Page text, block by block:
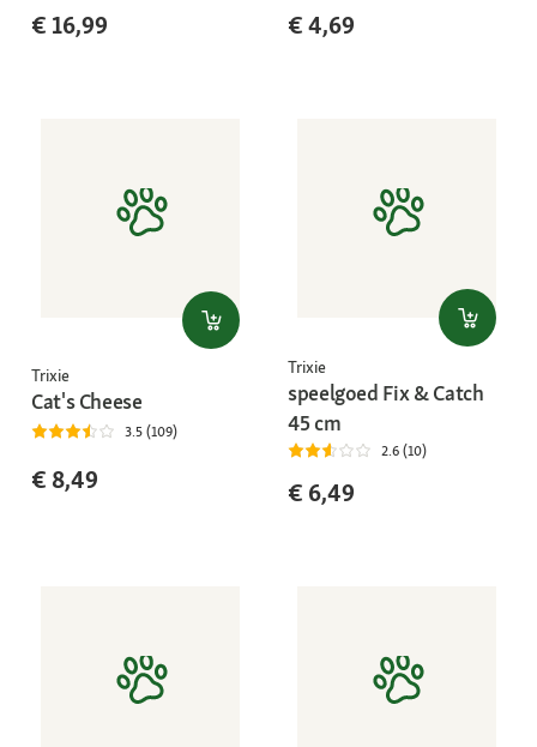
€ 16,99 € 4,69
Trixie
Cat's Cheese
3.5 (109)
€ 8,49
Trixie
speelgoed Fix & Catch
45 cm
2.6 (10)
€ 6,49